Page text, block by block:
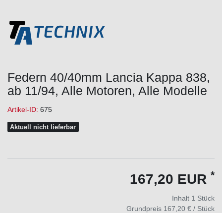
Federn 40/40mm Lancia Kappa 838,
ab 11/94, Alle Motoren, Alle Modelle
Artikel-ID: 675
Aktuell nicht lieferbar
167,20 EUR *
Inhalt 1 Stück
Grundpreis 167,20 € / Stück